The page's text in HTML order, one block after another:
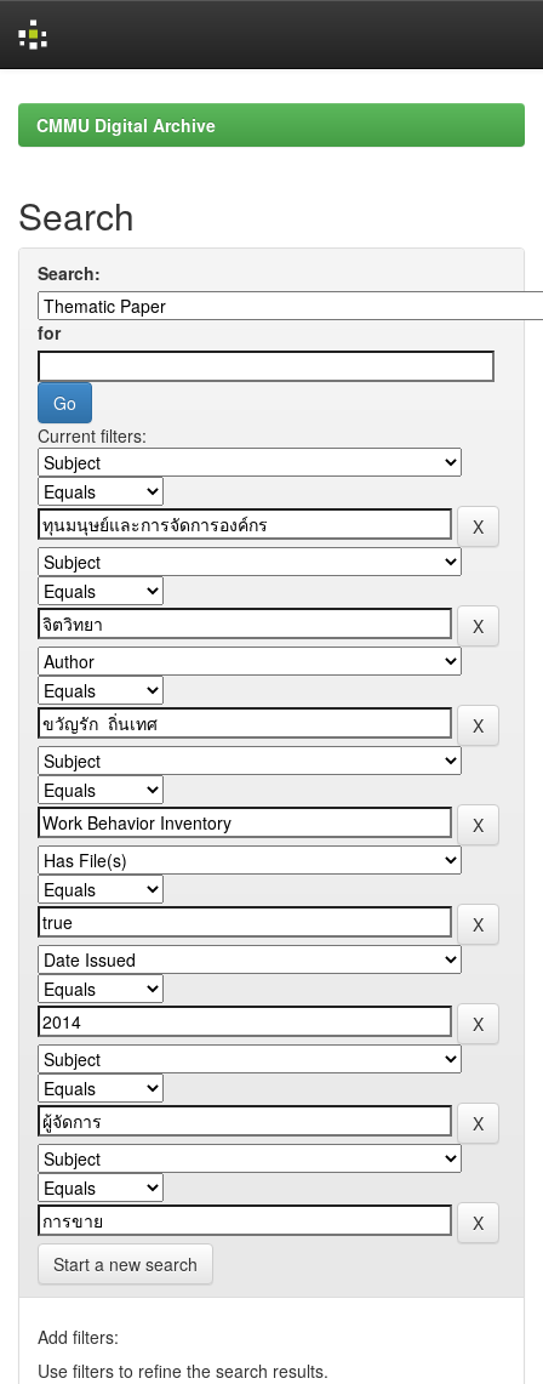
navigationCMMU Digital Archive
Search
Search:
for
Current filters:
Start a new search
Add filters:
Use filters to refine the search results.